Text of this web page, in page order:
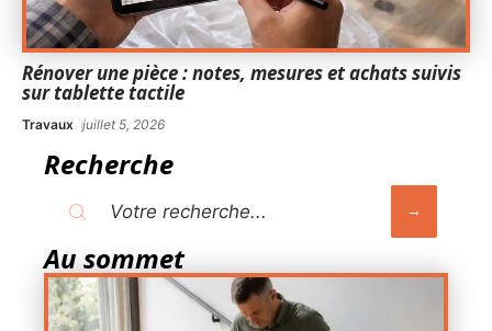
Rénover une pièce : notes, mesures et achats suivis
sur tablette tactile
Travaux juillet 5, 2026
Recherche
Au sommet